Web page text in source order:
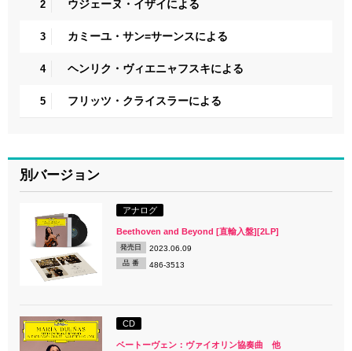
2 ウジェーヌ・イザイによる
3 カミーユ・サン=サーンスによる
4 ヘンリク・ヴィエニャフスキによる
5 フリッツ・クライスラーによる
別バージョン
アナログ
Beethoven and Beyond [直輸入盤][2LP]
発売日 2023.06.09
品 番 486-3513
CD
ベートーヴェン：ヴァイオリン協奏曲 他